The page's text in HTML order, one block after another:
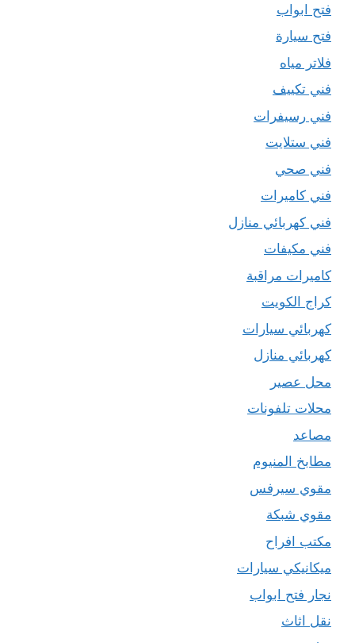
فتح ابواب
فتح سيارة
فلاتر مياه
فني تكييف
فني رسيفرات
فني ستلايت
فني صحي
فني كاميرات
فني كهربائي منازل
فني مكيفات
كاميرات مراقبة
كراج الكويت
كهربائي سيارات
كهربائي منازل
محل عصير
محلات تلفونات
مصاعد
مطابخ المنيوم
مقوي سيرفس
مقوي شبكة
مكتب افراح
ميكانيكي سيارات
نجار فتح ابواب
نقل اثاث